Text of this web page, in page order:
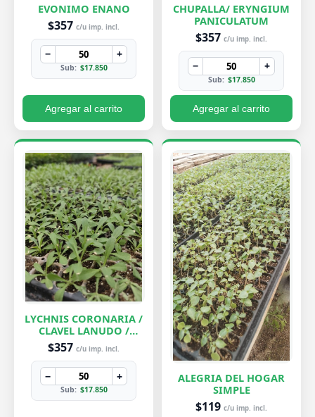
EVONIMO ENANO
$357 c/u imp. incl.
− +
Sub: $17.850
Agregar al carrito
CHUPALLA/ ERYNGIUM
PANICULATUM
$357 c/u imp. incl.
− +
Sub: $17.850
Agregar al carrito
LYCHNIS CORONARIA /
CLAVEL LANUDO /
ABUELA
$357 c/u imp. incl.
− +
Sub: $17.850
ALEGRIA DEL HOGAR
SIMPLE
$119 c/u imp. incl.